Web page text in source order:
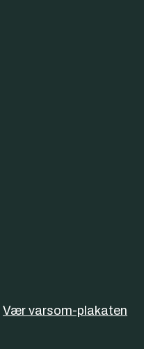
Vær varsom-plakaten